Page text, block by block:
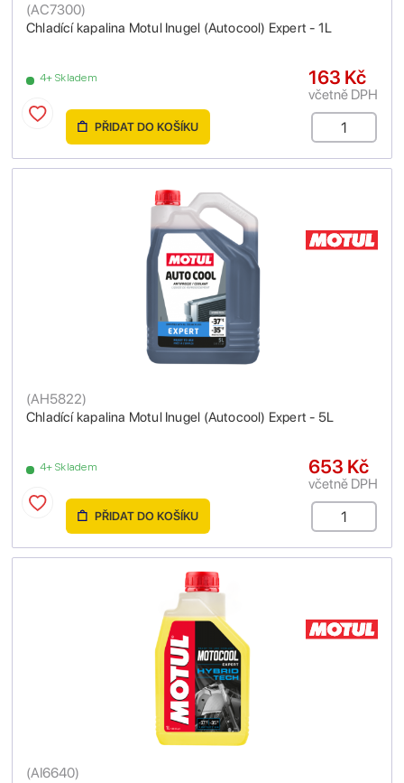
Chladící kapalina Motul Inugel (Autocool) Expert - 1L
(AC7300)
4+ Skladem 163 Kč
včetně DPH
PŘIDAT DO KOŠÍKU
Chladící kapalina Motul Inugel (Autocool) Expert - 5L
(AH5822)
4+ Skladem 653 Kč
včetně DPH
PŘIDAT DO KOŠÍKU
(AI6640)